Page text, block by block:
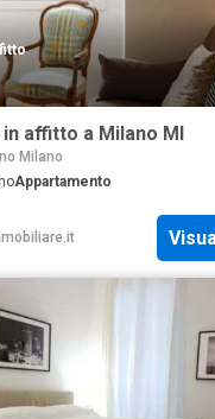
affitto a Milano MI
Milano
Appartamento